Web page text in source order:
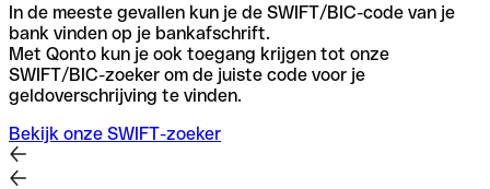
In de meeste gevallen kun je de SWIFT/BIC-code van je
bank vinden op je bankafschrift.
Met Qonto kun je ook toegang krijgen tot onze
SWIFT/BIC-zoeker om de juiste code voor je
geldoverschrijving te vinden.
Bekijk onze SWIFT-zoeker